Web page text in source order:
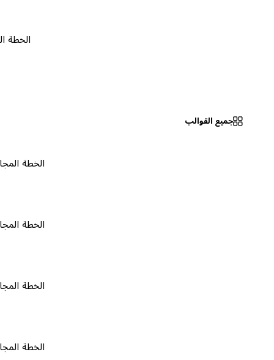
الخطة المجانية
جميع القوالب
الخطة المجانية ٠
الخطة المجانية ٠
الخطة المجانية ٠
الخطة المجانية ٠